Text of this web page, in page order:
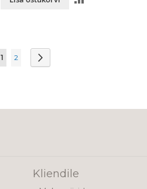
Page
You're currently reading page
1 Page
2
Kliendile